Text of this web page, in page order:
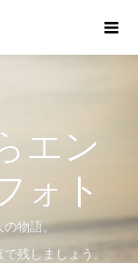
エン
ォト
の物語。
残しましょう。